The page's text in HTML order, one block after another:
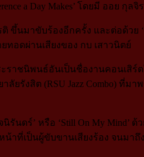
a Day Makes’ โดยมี ออย กุลจิ
นมาขับร้องอีกครั้ง และต่อด้วย
ทอดผ่านเสียงของ กบ เสาวนิตย์
ชนิพนธ์อันเป็นชื่องานคอนเสิร์ต
ยรังสิต (RSU Jazz Combo)
ดร์’ หรือ ‘Still On My Mind’
าที่เป็นผู้ขับขานเสียงร้อง จนมา